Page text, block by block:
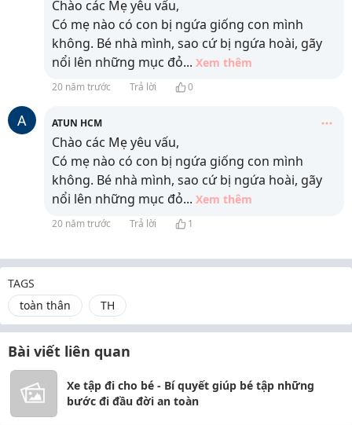
Chào các Mẹ yêu vấu,
Có mẹ nào có con bị ngứa giống con mình
không. Bé nhà mình, sao cứ bị ngứa hoài, gãy
nổi lên những mục đỏ... Xem thêm
20 năm trước Trả lời 0
A ATUN HCM
Chào các Mẹ yêu vấu,
Có mẹ nào có con bị ngứa giống con mình
không. Bé nhà mình, sao cứ bị ngứa hoài, gãy
nổi lên những mục đỏ... Xem thêm
20 năm trước Trả lời 1
TAGS
toàn thân
TH
Bài viết liên quan
Xe tập đi cho bé - Bí quyết giúp bé tập những
bước đi đầu đời an toàn